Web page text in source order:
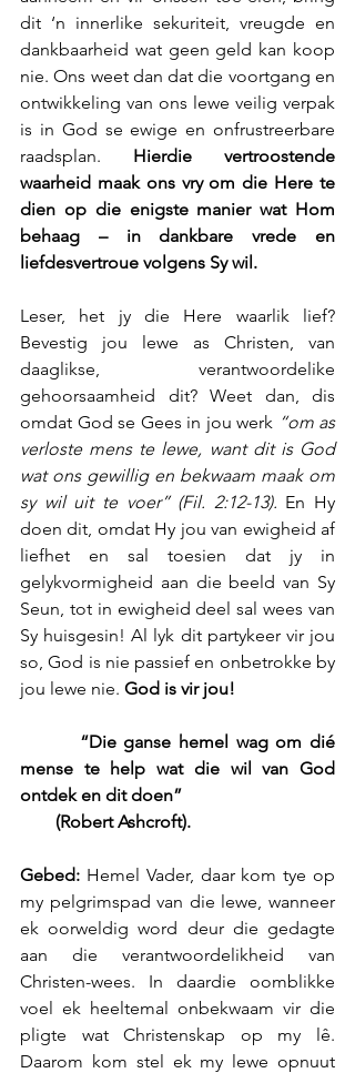
dit ‘n innerlike sekuriteit, vreugde en
dankbaarheid wat geen geld kan koop
nie. Ons weet dan dat die voortgang en
ontwikkeling van ons lewe veilig verpak
is in God se ewige en onfrustreerbare
raadsplan. Hierdie vertroostende
waarheid maak ons vry om die Here te
dien op die enigste manier wat Hom
behaag – in dankbare vrede en
liefdesvertroue volgens Sy wil.
Leser, het jy die Here waarlik lief?
Bevestig jou lewe as Christen, van
daaglikse, verantwoordelike
gehoorsaamheid dit? Weet dan, dis
omdat God se Gees in jou werk “om as
verloste mens te lewe, want dit is God
wat ons gewillig en bekwaam maak om
sy wil uit te voer” (Fil. 2:12-13). En Hy
doen dit, omdat Hy jou van ewigheid af
liefhet en sal toesien dat jy in
gelykvormigheid aan die beeld van Sy
Seun, tot in ewigheid deel sal wees van
Sy huisgesin! Al lyk dit partykeer vir jou
so, God is nie passief en onbetrokke by
jou lewe nie. God is vir jou!
mense te help wat die wil van God
ontdek en dit doen”
        (Robert Ashcroft).
Gebed: Hemel Vader, daar kom tye op
my pelgrimspad van die lewe, wanneer
ek oorweldig word deur die gedagte
aan die verantwoordelikheid van
Christen-wees. In daardie oomblikke
voel ek heeltemal onbekwaam vir die
pligte wat Christenskap op my lê.
Daarom kom stel ek my lewe opnuut